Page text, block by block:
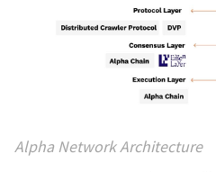
Alpha Network Architecture